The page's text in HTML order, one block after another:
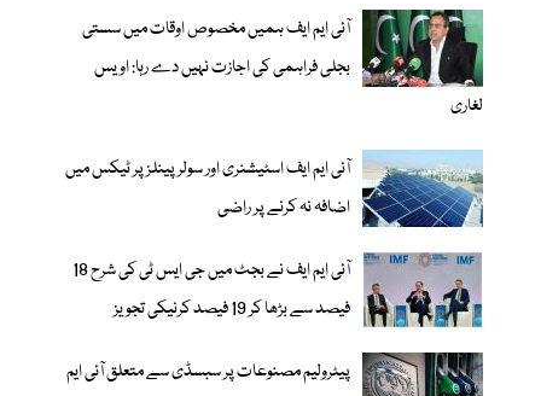
آئی ایم ایف ہمیں مخصوص اوقات میں سستی
بجلی فراہمی کی اجازت نہیں دے رہا: اویس
لغاری
آئی ایم ایف اسٹیشنری اور سولر پینلز پر ٹیکس میں
اضافہ نہ کرنے پر راضی
آئی ایم ایف نے بجٹ میں جی ایس ٹی کی شرح 18
فیصد سے بڑھا کر 19 فیصد کرنیکی تجویز
پیٹرولیم مصنوعات پر سبسڈی سے متعلق آئی ایم